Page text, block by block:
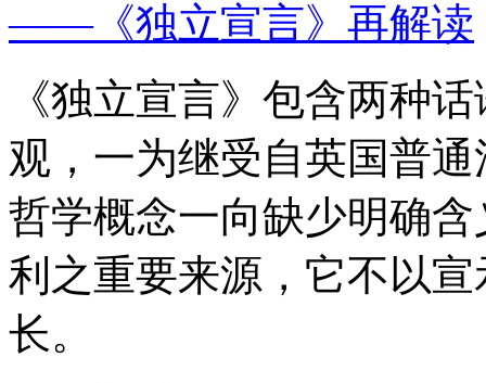
——《独立宣言》再解读
《独立宣言》包含两种
观，一为继受自英国普
哲学概念一向缺少明确
利之重要来源，它不以
长。